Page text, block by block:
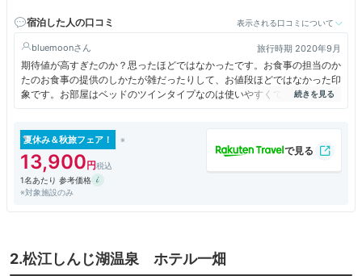
宿泊した人の口コミ 表示される口コミについて
bluemoon 旅行時期 2020年9月
期待値が高すぎたのか？思ったほどではなかったです。お食事の担当のか
たのお食事の提供のしかたが雑だったりして、お値段ほどではなかった印
象です。お部屋はベッドのツインタイプなのは使いやすくてよかったで
す。湖は目の前でした！
夏休み＆秋旅フェア！
13,900
1名あたり 参考価格
※対象施設のみ
2.松江しんじ湖温泉 ホテル一畑